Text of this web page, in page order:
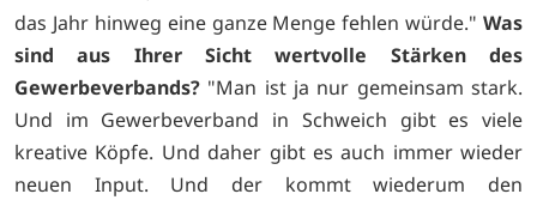
das Jahr hinweg eine ganze Menge fehlen würde." Was
sind aus Ihrer Sicht wertvolle Stärken des
Gewerbeverbands? "Man ist ja nur gemeinsam stark.
Und im Gewerbeverband in Schweich gibt es viele
kreative Köpfe. Und daher gibt es auch immer wieder
neuen Input. Und der kommt wiederum den